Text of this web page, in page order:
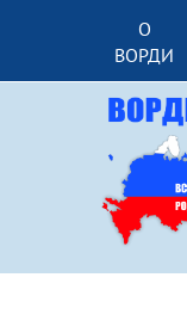
О
ВОРДИ